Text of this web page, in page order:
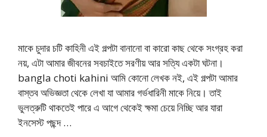
মাকে চুদার চটি কাহিনী এই গল্পটা বানানো বা কারো কাছ থেকে সংগ্রহ করা
নয়, এটা আমার জীবনের সবচাইতে সরণীয় আর সত্যি একটা ঘটনা।
bangla choti kahini আমি কোনো লেখক নই, এই গল্পটা আমার
বাস্তব অভিজ্ঞতা থেকে লেখা যা আমার গর্ভধারিনী মাকে নিয়ে। তাই
ভুলত্রুটি থাকতেই পারে এ আগে থেকেই ক্ষমা চেয়ে নিচ্ছি আর যারা
ইনসেস্ট পছন্দ …